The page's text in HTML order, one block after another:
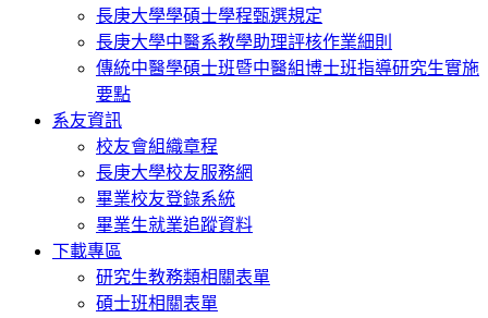
長庚大學學碩士學程甄選規定
長庚大學中醫系教學助理評核作業細則
傳統中醫學碩士班暨中醫組博士班指導研究生實施
要點
系友資訊
校友會組織章程
長庚大學校友服務網
畢業校友登錄系統
畢業生就業追蹤資料
下載專區
研究生教務類相關表單
碩士班相關表單